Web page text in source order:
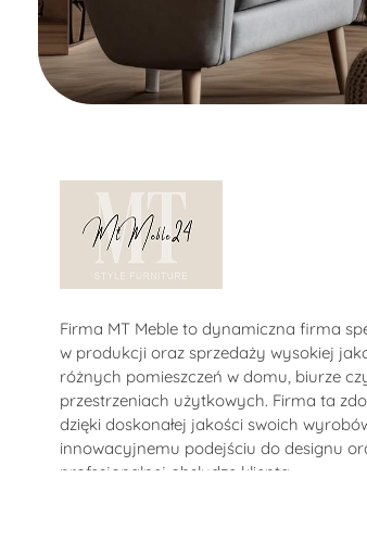
Firma MT Meble to dynamiczna firma
w produkcji oraz sprzedaży wysokiej
różnych pomieszczeń w domu, biurze
przestrzeniach użytkowych. Firma ta
dzięki doskonałej jakości swoich
innowacyjnemu podejściu do designu
profesjonalnej obsłudze klienta.